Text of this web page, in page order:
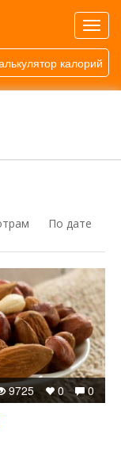
калорий
По дате
0
0
9725